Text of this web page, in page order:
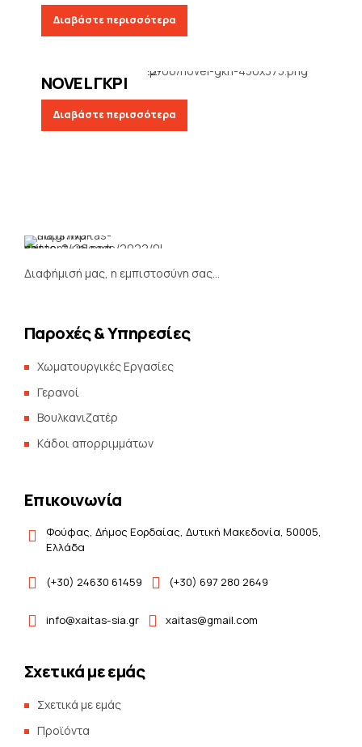
Διαβάστε περισσότερα
NOVEL ΓΚΡΙ
Διαβάστε περισσότερα
Διαφήμισή μας, η εμπιστοσύνη σας…
Παροχές & Υπηρεσίες
Χωματουργικές Εργασίες
Γερανοί
Βουλκανιζατέρ
Kάδοι απορριμμάτων
Επικοινωνία
Φούφας, Δήμος Εορδαίας, Δυτική Μακεδονία, 50005,
Ελλάδα
(+30) 24630 61459 (+30) 697 280 2649
info@xaitas-sia.gr xaitas@gmail.com
Σχετικά με εμάς
Σχετικά με εμάς
Προϊόντα